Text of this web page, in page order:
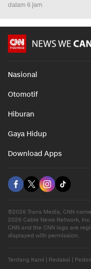
dalam 6 jam
Nasional
Otomotif
Hiburan
Gaya Hidup
Download Apps
©2026 Trans Media, CNN
2026 Cable News Network,
CNN and the CNN logo are
displayed with permission.
Tentang Kami Redaksi